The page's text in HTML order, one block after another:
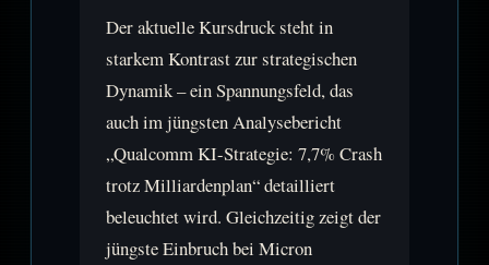
Der aktuelle Kursdruck steht in
starkem Kontrast zur strategischen
Dynamik – ein Spannungsfeld, das
auch im jüngsten Analysebericht
„Qualcomm KI-Strategie: 7,7% Crash
trotz Milliardenplan“ detailliert
beleuchtet wird. Gleichzeitig zeigt der
jüngste Einbruch bei Micron